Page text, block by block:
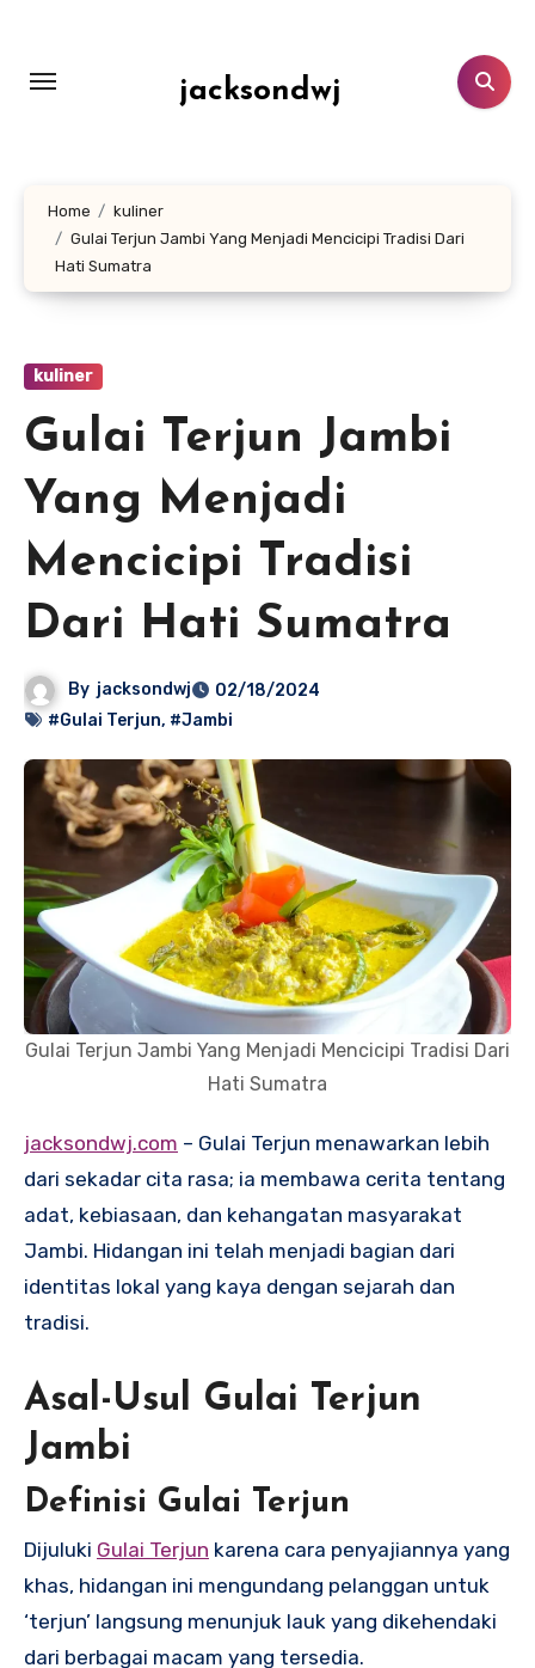
konten
jacksondwj
Home
kuliner
Gulai Terjun Jambi Yang Menjadi Mencicipi Tradisi Dari
Hati Sumatra
kuliner
Gulai Terjun Jambi
Yang Menjadi
Mencicipi Tradisi
Dari Hati Sumatra
By jacksondwj
02/18/2024
#Gulai Terjun, #Jambi
Gulai Terjun Jambi Yang Menjadi Mencicipi Tradisi Dari
Hati Sumatra
jacksondwj.com – Gulai Terjun menawarkan lebih
dari sekadar cita rasa; ia membawa cerita tentang
adat, kebiasaan, dan kehangatan masyarakat
Jambi. Hidangan ini telah menjadi bagian dari
identitas lokal yang kaya dengan sejarah dan
tradisi.
Asal-Usul Gulai Terjun
Jambi
Definisi Gulai Terjun
Dijuluki Gulai Terjun karena cara penyajiannya yang
khas, hidangan ini mengundang pelanggan untuk
‘terjun’ langsung menunjuk lauk yang dikehendaki
dari berbagai macam yang tersedia.